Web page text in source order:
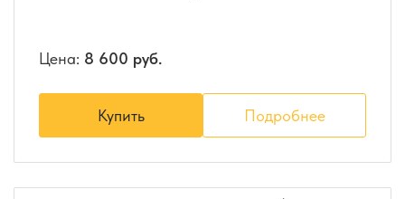
Цена: 8 600 руб.
Купить Подробнее